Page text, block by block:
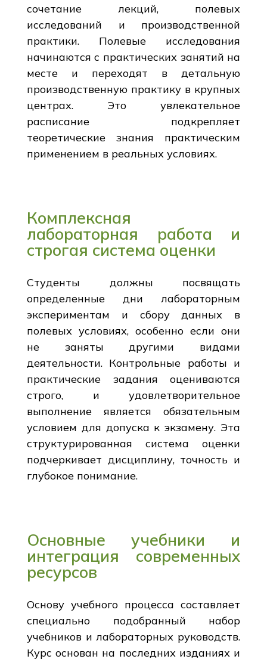
сочетание лекций, полевых
исследований и производственной
практики. Полевые исследования
начинаются с практических занятий на
месте и переходят в детальную
производственную практику в крупных
центрах. Это увлекательное
расписание подкрепляет
теоретические знания практическим
применением в реальных условиях.
Комплексная
лабораторная работа и
строгая система оценки
Студенты должны посвящать
определенные дни лабораторным
экспериментам и сбору данных в
полевых условиях, особенно если они
не заняты другими видами
деятельности. Контрольные работы и
практические задания оцениваются
строго, и удовлетворительное
выполнение является обязательным
условием для допуска к экзамену. Эта
структурированная система оценки
подчеркивает дисциплину, точность и
глубокое понимание.
Основные учебники и
интеграция современных
ресурсов
Основу учебного процесса составляет
специально подобранный набор
учебников и лабораторных руководств.
Курс основан на последних изданиях и